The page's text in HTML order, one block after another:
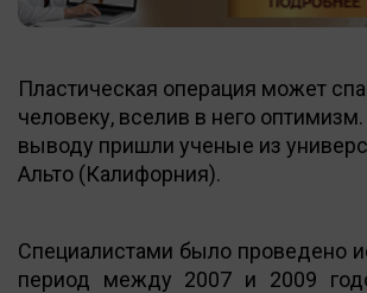
Пластическая операция может
человеку, вселив в него
выводу пришли ученые из
Альто (Калифорния).
Специалистами было проведено
период между 2007 и 2009